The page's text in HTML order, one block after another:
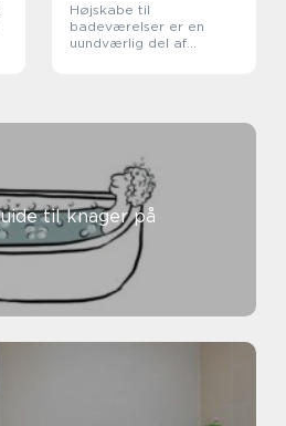
Højskabe til
badeværelser er en
uundværlig del af
til knager på